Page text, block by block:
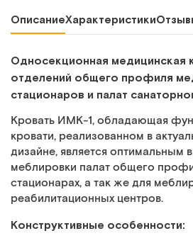
ОписаниеХарактеристики
Односекционная медицинская
отделений общего профиля
стационаров и палат
Кровать ИМК-1, обладающая
кровати, реализованном в
дизайне, является оптимальным
меблировки палат общего
стационарах, а так же для
реабилитационных центров.
Конструктивные особенности: